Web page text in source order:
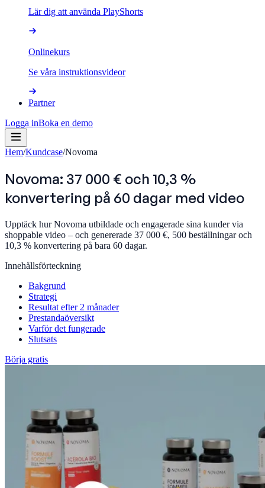
Lär dig att använda PlayShorts
Onlinekurs
Se våra instruktionsvideor
Partner
Logga inBoka en demo
Hem/Kundcase/Novoma
Novoma: 37 000 € och 10,3 %
konvertering på 60 dagar med video
Upptäck hur Novoma utbildade och engagerade sina kunder via
shoppable video – och genererade 37 000 €, 500 beställningar och
10,3 % konvertering på bara 60 dagar.
Innehållsförteckning
Bakgrund
Strategi
Resultat efter 2 månader
Prestandaöversikt
Varför det fungerade
Slutsats
Börja gratis